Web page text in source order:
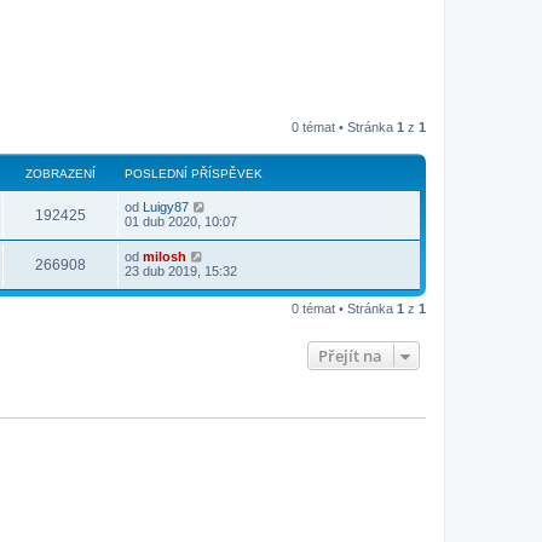
0 témat • Stránka 1 z 1
ZOBRAZENÍ POSLEDNÍ PŘÍSPĚVEK
192425 od Luigy87
01 dub 2020, 10:07
266908 od milosh
23 dub 2019, 15:32
0 témat • Stránka 1 z 1
Přejít na